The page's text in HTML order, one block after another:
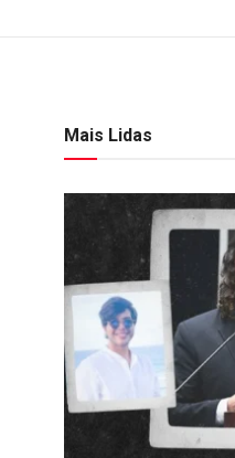
Mais Lidas